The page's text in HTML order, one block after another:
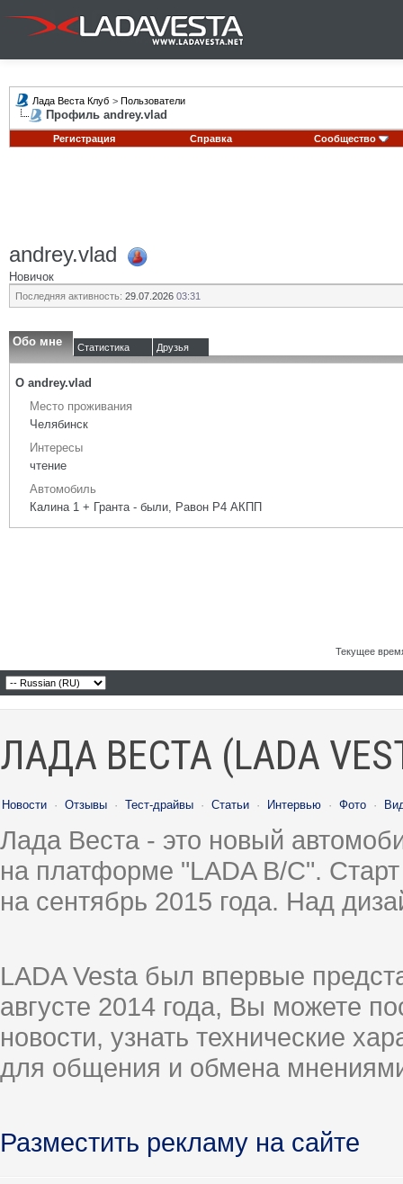
Лада Веста Клуб > Пользователи
Профиль andrey.vlad
Регистрация Справка Сообщество
andrey.vlad
Новичок
Последняя активность: 29.07.2026 03:31
Обо мне Статистика Друзья
О andrey.vlad
Место проживания
Челябинск
Интересы
чтение
Автомобиль
Калина 1 + Гранта - были, Равон Р4 АКПП
Текущее
ЛАДА ВЕСТА (LADA
Новости · Отзывы · Тест-драйвы · Статьи · Интервью · Фото ·
Лада Веста - это новый
на платформе "LADA B/C".
на сентябрь 2015 года. Над
LADA Vesta был впервые
августе 2014 года, Вы можете
новости, узнать технические
для общения и обмена
Разместить рекламу на сайте